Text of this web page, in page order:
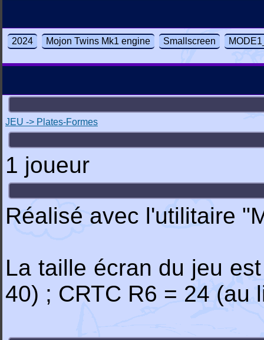
2024 Mojon Twins Mk1 engine Smallscreen
JEU -> Plates-Formes
1 joueur
Réalisé avec l'utilitaire
La taille écran du jeu
40) ; CRTC R6 = 24 (au